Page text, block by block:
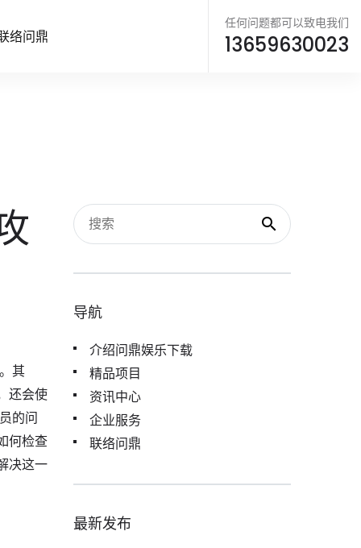
络问鼎
任何问题都可以致电我们
13659630023
其
还会使
的问
何检查
决这一
导航
介绍问鼎娱乐下载
精品项目
资讯中心
企业服务
联络问鼎
最新发布